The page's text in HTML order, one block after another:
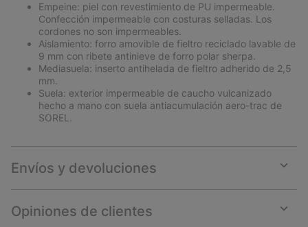
Empeine: piel con revestimiento de PU impermeable.
Confección impermeable con costuras selladas. Los
cordones no son impermeables.
Aislamiento: forro amovible de fieltro reciclado lavable de
9 mm con ribete antinieve de forro polar sherpa.
Mediasuela: inserto antihelada de fieltro adherido de 2,5
mm.
Suela: exterior impermeable de caucho vulcanizado
hecho a mano con suela antiacumulación aero-trac de
SOREL.
Envíos y devoluciones
or
Opiniones de clientes